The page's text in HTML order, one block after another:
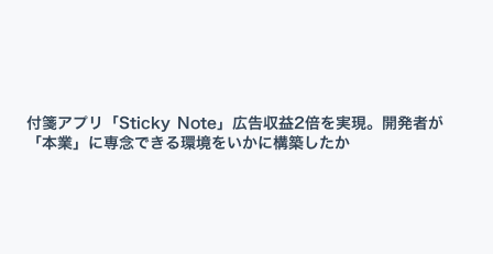
付箋アプリ「Sticky Note」広告収益2倍を実現。開発者が
「本業」に専念できる環境をいかに構築したか